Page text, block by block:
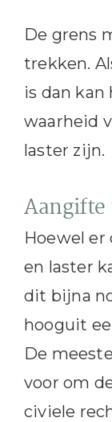
De grens
trekken.
is dan kan
waarheid
laster zijn.
Aangifte
Hoewel er
en laster
dit bijna
hooguit
De
voor om
civiele